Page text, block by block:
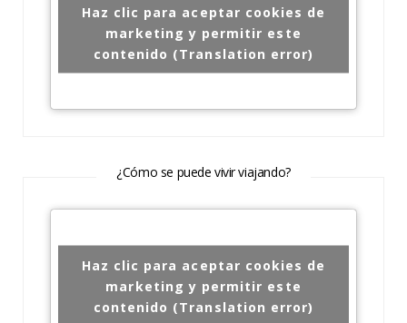
Haz clic para aceptar cookies de
marketing y permitir este
contenido (Translation error)
¿Cómo se puede vivir viajando?
Haz clic para aceptar cookies de
marketing y permitir este
contenido (Translation error)